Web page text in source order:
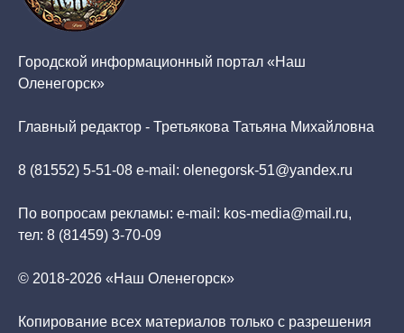
Городской информационный портал «Наш
Оленегорск»
Главный редактор - Третьякова Татьяна Михайловна
8 (81552) 5-51-08 e-mail: olenegorsk-51@yandex.ru
По вопросам рекламы: e-mail: kos-media@mail.ru,
тел: 8 (81459) 3-70-09
© 2018-2026 «Наш Оленегорск»
Копирование всех материалов только с разрешения